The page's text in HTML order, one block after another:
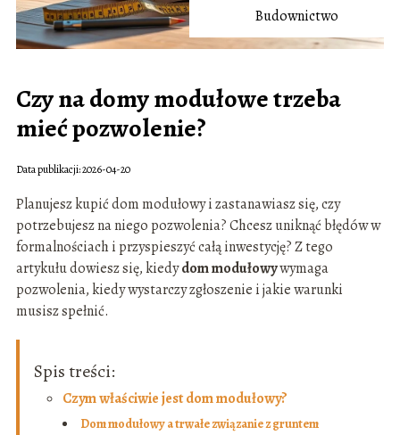
Budownictwo
Czy na domy modułowe trzeba
mieć pozwolenie?
Data publikacji: 2026-04-20
Planujesz kupić dom modułowy i zastanawiasz się, czy
potrzebujesz na niego pozwolenia? Chcesz uniknąć błędów w
formalnościach i przyspieszyć całą inwestycję? Z tego
artykułu dowiesz się, kiedydom modułowywymaga
pozwolenia, kiedy wystarczy zgłoszenie i jakie warunki
musisz spełnić.
Spis treści:
Czym właściwie jest dom modułowy?
Dom modułowy a trwałe związanie z gruntem